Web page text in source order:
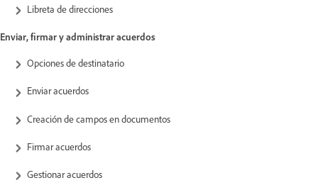
Libreta de direcciones
Enviar, firmar y administrar acuerdos
Opciones de destinatario
Enviar acuerdos
Creación de campos en documentos
Firmar acuerdos
Gestionar acuerdos